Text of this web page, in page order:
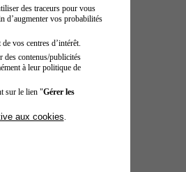
des traceurs pour vous
d’augmenter vos probabilités
vos centres d’intérêt.
des contenus/publicités
à leur politique de
sur le lien "Gérer les
aux cookies